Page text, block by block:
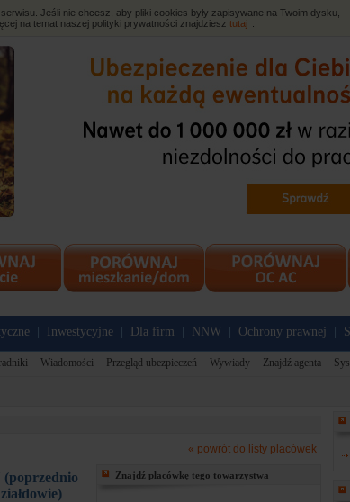
Jeśli nie chcesz, aby pliki cookies były zapisywane na Twoim dysku,
na temat naszej polityki prywatności znajdziesz tutaj
Inwestycyjne Dla firm NNW Ochrony prawnej
Wiadomości Przegląd ubezpieczeń Wywiady Znajdź agenta
« powrót do listy placówek
Znajdź placówkę tego towarzystwa
(poprzednio